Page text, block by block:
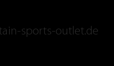
sports-outlet.de